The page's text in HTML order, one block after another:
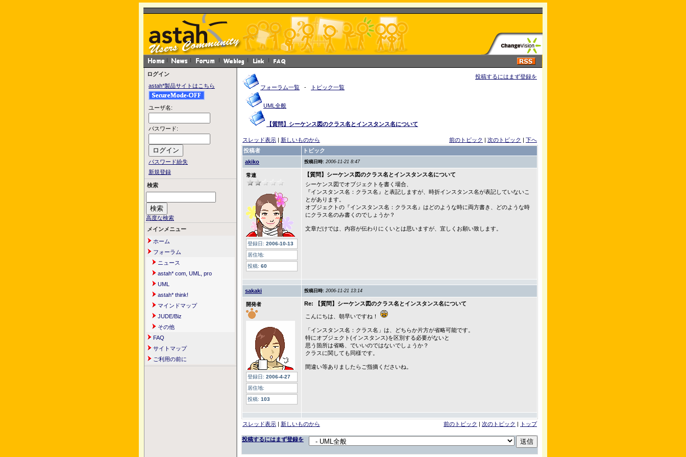
ログイン
astah*製品サイトはこちら
ユーザ名:
パスワード:
パスワード紛失
新規登録
検索
高度な検索
メインメニュー
ホーム
フォーラム
ニュース
astah* com, UML, pro
UML
astah* think!
マインドマップ
JUDE/Biz
その他
FAQ
サイトマップ
ご利用の前に
フォーラム一覧 - トピック一覧
UML全般
【質問】シーケンス図のクラス名とインスタンス名について
投稿するにはまず登録を
スレッド表示 | 新しいものから 前のトピック | 次のトピック | 下へ
投稿者
トピック
akiko
投稿日時: 2006-11-21 8:47
常連
登録日: 2006-10-13
居住地:
投稿: 60
【質問】シーケンス図のクラス名とインスタンス名について
シーケンス図でオブジェクトを書く場合、
『インスタンス名：クラス名』と表記しますが、時折インスタンス名が表記していないこ
とがあります。
オブジェクトの『インスタンス名：クラス名』はどのような時に両方書き、どのような時
にクラス名のみ書くのでしょうか？
文章だけでは、内容が伝わりにくいとは思いますが、宜しくお願い致します。
sakaki 投稿日時: 2006-11-21 13:14
開発者
登録日: 2006-4-27
居住地:
投稿: 103
Re: 【質問】シーケンス図のクラス名とインスタンス名について
こんにちは、朝早いですね！
「インスタンス名：クラス名」は、どちらか片方が省略可能です。
特にオブジェクト(インスタンス)を区別する必要がないと
思う箇所は省略、でいいのではないでしょうか？
クラスに関しても同様です。
間違い等ありましたらご指摘くださいね。
スレッド表示 | 新しいものから 前のトピック | 次のトピック | トップ
投稿するにはまず登録を